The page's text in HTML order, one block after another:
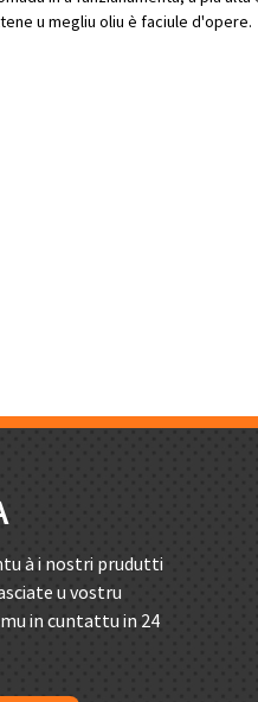
u megliu oliu è faciule d'opere.
à i nostri prudutti
u vostru
in cuntattu in 24